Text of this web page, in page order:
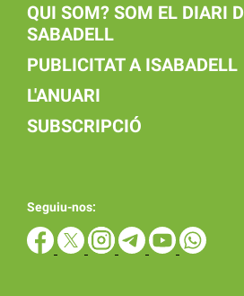
QUI SOM? SOM EL DIARI
SABADELL
PUBLICITAT A ISABADELL
L'ANUARI
SUBSCRIPCIÓ
Seguiu-nos: